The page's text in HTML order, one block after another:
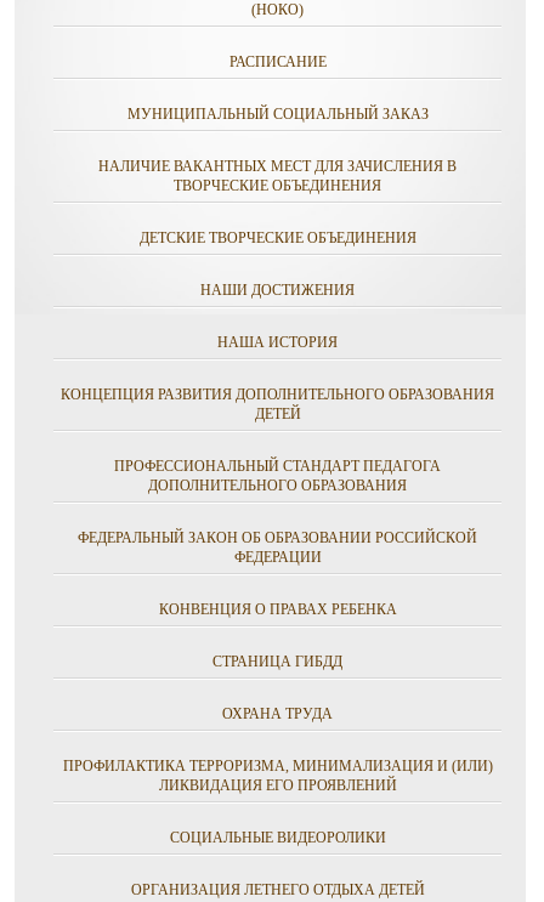
(НОКО)
РАСПИСАНИЕ
МУНИЦИПАЛЬНЫЙ СОЦИАЛЬНЫЙ ЗАКАЗ
НАЛИЧИЕ ВАКАНТНЫХ МЕСТ ДЛЯ ЗАЧИСЛЕНИЯ В
ТВОРЧЕСКИЕ ОБЪЕДИНЕНИЯ
ДЕТСКИЕ ТВОРЧЕСКИЕ ОБЪЕДИНЕНИЯ
НАШИ ДОСТИЖЕНИЯ
НАША ИСТОРИЯ
КОНЦЕПЦИЯ РАЗВИТИЯ ДОПОЛНИТЕЛЬНОГО ОБРАЗОВАНИЯ
ДЕТЕЙ
ПРОФЕССИОНАЛЬНЫЙ СТАНДАРТ ПЕДАГОГА
ДОПОЛНИТЕЛЬНОГО ОБРАЗОВАНИЯ
ФЕДЕРАЛЬНЫЙ ЗАКОН ОБ ОБРАЗОВАНИИ РОССИЙСКОЙ
ФЕДЕРАЦИИ
КОНВЕНЦИЯ О ПРАВАХ РЕБЕНКА
СТРАНИЦА ГИБДД
ОХРАНА ТРУДА
ПРОФИЛАКТИКА ТЕРРОРИЗМА, МИНИМАЛИЗАЦИЯ И (ИЛИ)
ЛИКВИДАЦИЯ ЕГО ПРОЯВЛЕНИЙ
СОЦИАЛЬНЫЕ ВИДЕОРОЛИКИ
ОРГАНИЗАЦИЯ ЛЕТНЕГО ОТДЫХА ДЕТЕЙ